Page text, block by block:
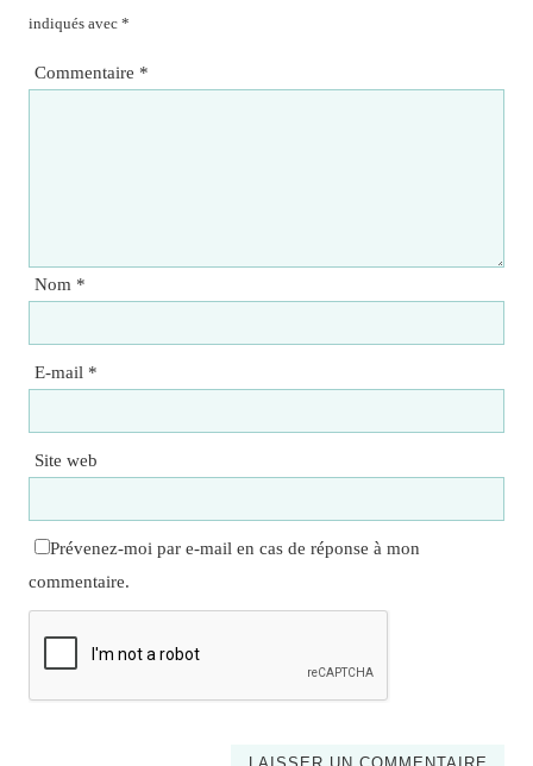
indiqués avec *
Commentaire *
Nom *
E-mail *
Site web
Prévenez-moi par e-mail en cas de réponse à mon
commentaire.